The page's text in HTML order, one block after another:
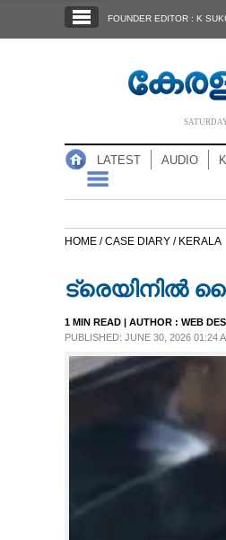
NOTIFIED NEWS
FOUNDER EDITOR : K
LATEST AUDIO
HOME /CASE DIARY / KERALA
ട്രെയിനിൽ
1 MIN READ | AUTHOR : WEB
PUBLISHED: JUNE 30, 2026 01:24